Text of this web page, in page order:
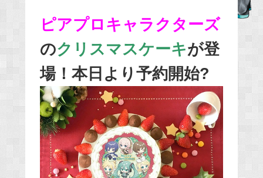
o
k
ピアプロキャラクターズ
のクリスマスケーキが登
場！本日より予約開始?